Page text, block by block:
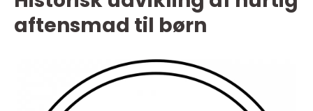
aftensmad til børn